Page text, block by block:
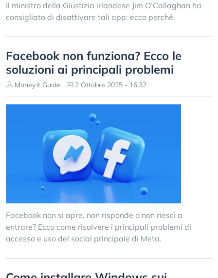
Il ministro della Giustizia irlandese Jim O’Callaghan ha
consigliato di disattivare tali app: ecco perché.
Facebook non funziona? Ecco le
soluzioni ai principali problemi
Money.it Guide 2 Ottobre 2025 - 16:32
Facebook non si apre, non risponde o non riesci a
entrare? Ecco come risolvere i principali problemi di
accesso e uso del social principale di Meta.